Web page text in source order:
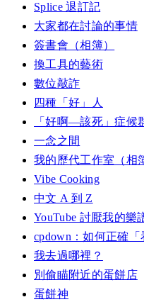
Splice 退訂記
大家都在討論的事情
簽書會（相簿）
換工具的藝術
數位敲詐
四種「好」人
「好啊—該死」症候
一念之間
我的歷代工作室（相
Vibe Cooking
中文 A 到 Z
YouTube 討厭我的樂
cpdown：如何正確「
我去過哪裡？
別偷瞄附近的蛋餅店
蛋餅神